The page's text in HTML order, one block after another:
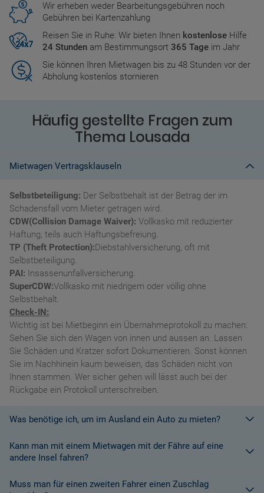
Wir erheben weder Bearbeitungsgebühren noch
Gebühren bei Kartenzahlung
Reisen Sie in Ruhe: Wir bieten Ihnen kostenlose Hilfe
24 Stunden am Bestimmungsort 365 Tage im Jahr
Sie können Ihren Mietwagen bis zu 48 Stunden vor der
Abholung kostenlos stornieren
Häufig gestellte Fragen zum
Thema Lousada
Mietwagen Vertragsklauseln
Selbstbeteiligung: Der Selbstbehalt ist der Betrag der im
Schadensfall vom Mieter getragen wird.
CDW(Collision Damage Waiver): Vollkasko mit reduzierter
Haftung, teils auch Haftungsbefreiung.
TP (Theft Protection):Diebstahlversicherung, oft mit
Selbstbeteiligung.
PAI: Insassenunfallversicherung.
SuperCDW:Vollkasko mit niedrigem oder völlig ohne
Selbstbehalt.
Check-IN:
Wichtig ist bei Mietbeginn ein Übernahmeprotokoll zu machen:
Sehen Sie sich den Wagen von innen und aussen an. Lassen
Sie Schäden und Kratzer sofort Dokumentieren. Sonst können
Sie im Nachhinein kaum beweisen, das Schäden nicht von
Ihnen stammen. Wer sicher gehen will lässt auch bei der
Rückgabe ein Protokoll unterschreiben.
Was benötige ich, um im Ausland ein Auto zu mieten?
Mit einem europäischen Führerschein ist es kein Problem ein
Fahrzeug zu mieten. In Europa und bei den meisten
Kann man mit einem Mietwagen mit der Fähre auf eine
andere Insel fahren?
Die meisten Fahrzeugvermieter erlauben aus Gründen des
Muss man für einen zweiten Fahrer einen Zuschlag